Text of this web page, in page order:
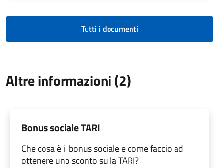
Tutti i documenti
Altre informazioni (2)
Bonus sociale TARI
Che cosa è il bonus sociale e come faccio ad
ottenere uno sconto sulla TARI?